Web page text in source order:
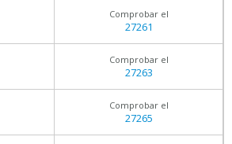
Comprobar el
27261
Comprobar el
27263
Comprobar el
27265